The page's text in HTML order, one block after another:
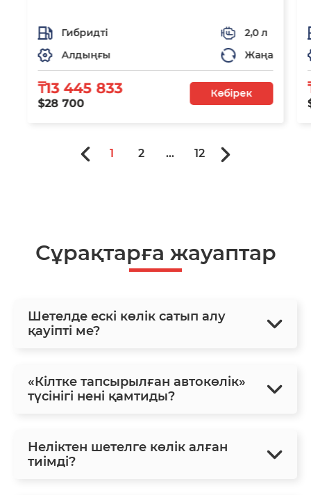
Гибридті
2,0 л
Алдыңғы
Жаңа
₸13 445 833
$28 700
Көбірек
1 2 ... 12
Сұрақтарға жауаптар
Шетелде ескі көлік сатып алу
қауіпті ме?
«Кілтке тапсырылған автокөлік»
түсінігі нені қамтиды?
Неліктен шетелге көлік алған
тиімді?